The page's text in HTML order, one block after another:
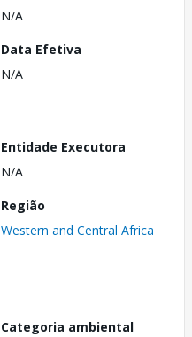
N/A
Data Efetiva
N/A
Entidade Executora
N/A
Região
Western and Central Africa
Categoria ambiental